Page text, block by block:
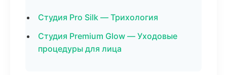
Студия Pro Silk — Трихология
Студия Premium Glow — Уходовые
процедуры для лица